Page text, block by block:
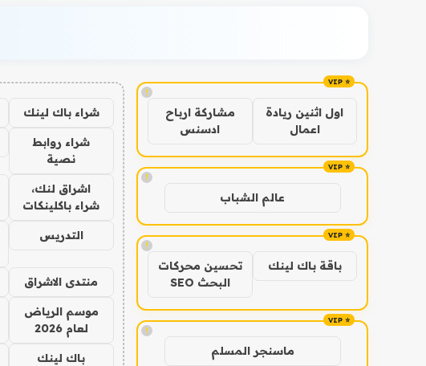
!
اول اثنين ريادة
اعمال
مشاركة ارباح
ادسنس
!
عالم الشباب
!
باقة باك لينك
تحسين محركات
البحث SEO
!
ماسنجر المسلم
شراء باك لينك
شراء روابط
نصية
اشراق لنك،
شراء باكلينكات
التدريس
منتدى الاشراق
موسم الرياض
لعام 2026
باك لينك